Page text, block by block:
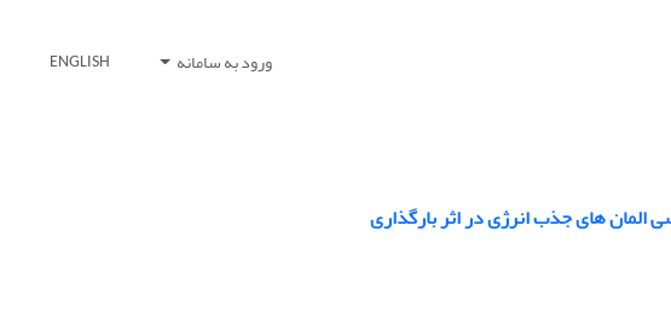
ورود به سامانه ENGLISH
های جذب انرژی در اثر بارگذاری